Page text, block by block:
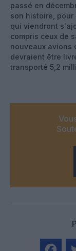
passé en
son histoire, pour
qui viendront
compris ceux de
nouveaux avions
devraient être
transporté 5,2